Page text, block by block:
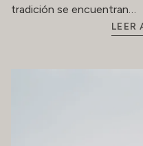
tradición se encuentran…
LEER